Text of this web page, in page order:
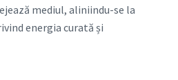
mediul, aliniindu-se la
energia curată și